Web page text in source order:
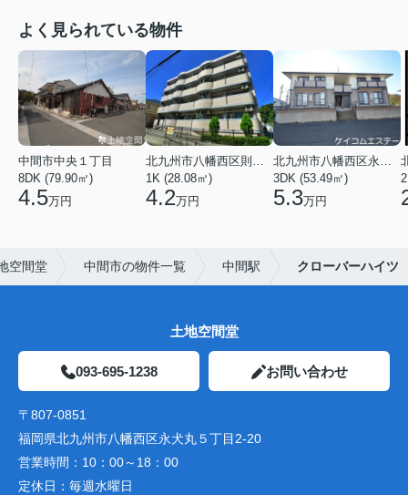
よく見られている物件
中間市中央１丁目
8DK (79.90㎡)
4.5万円
北九州市八幡西区則松１丁目
1K (28.08㎡)
4.2万円
北九州市八幡西区永犬丸５丁目
3DK (53.49㎡)
5.3万円
空間堂 中間市の物件一覧 中間駅 クローバーハイツ
土地空間堂
093-695-1238 お問い合わせ
〒807-0851
福岡県北九州市八幡西区永犬丸５丁目2-20
営業時間： 10：00～18：00
定休日： 毎週水曜日